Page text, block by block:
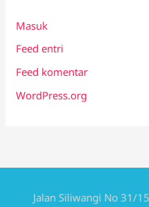
Masuk
Feed entri
Feed komentar
WordPress.org
Jalan Siliwangi No 31/